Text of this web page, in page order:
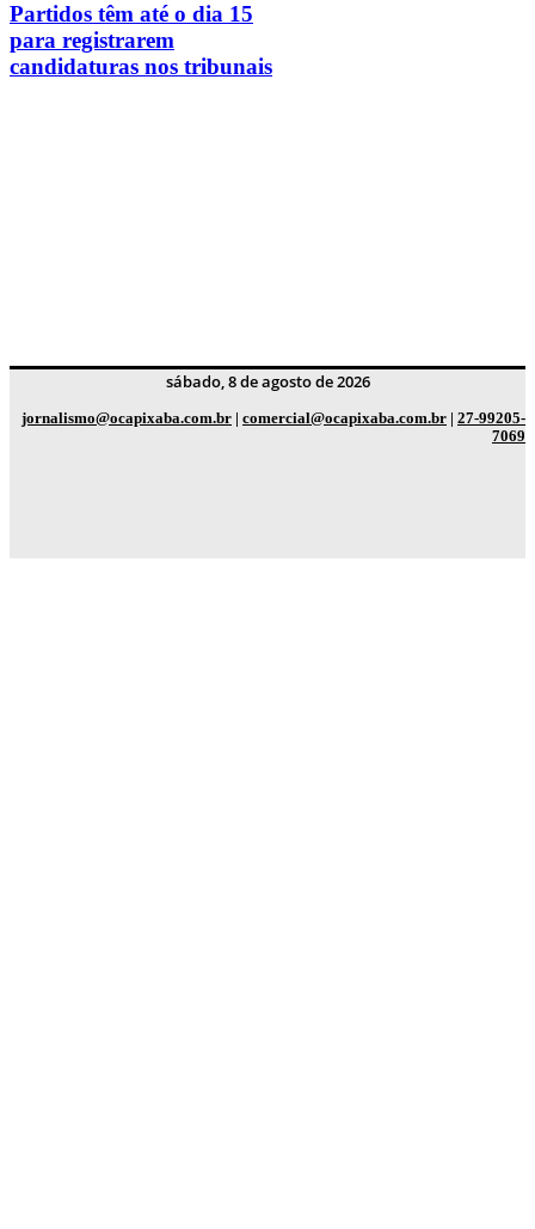
Partidos têm até o dia 15
para registrarem
candidaturas nos tribunais
sábado, 8 de agosto de 2026
jornalismo@ocapixaba.com.br | comercial@ocapixaba.com.br | 27-99205-
7069